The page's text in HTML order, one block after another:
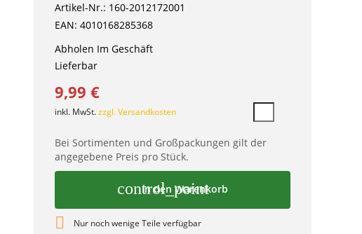
Artikel-Nr.: 160-2012172001
EAN: 4010168285368
Abholen Im Geschäft
Lieferbar
9,99 €
inkl. MwSt.zzgl. Versandkosten
Bei Sortimenten und Großpackungen gilt der
angegebene Preis pro Stück.
control_point
In den Warenkorb
 Nur noch wenige Teile verfügbar